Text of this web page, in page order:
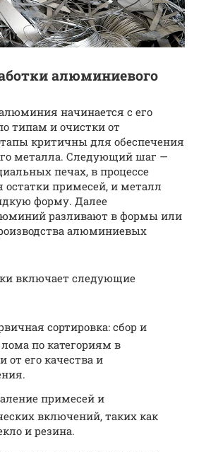
алюминиевого
начинается с его
типам и очистки от
критичны для обеспечения
металла. Следующий шаг —
печах, в процессе
остатки примесей, и металл
форму. Далее
разливают в формы или
алюминиевых
включает следующие
сортировка: сбор и
по категориям в
от его качества и
примесей и
включений, таких как
и резина.